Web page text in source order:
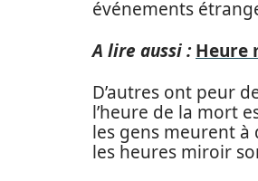
événements
A lire aussi : Heure
D’autres ont peur
l’heure de la mort
les gens meurent à
les heures miroir